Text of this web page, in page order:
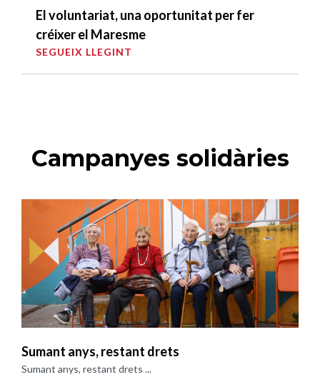
El voluntariat, una oportunitat per fer
créixer el Maresme
SEGUEIX LLEGINT
Campanyes solidàries
Sumant anys, restant drets
Sumant anys, restant drets ...